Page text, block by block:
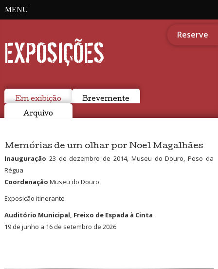
MENU
Reserve
EXPOSIÇÕES
Em exibição Brevemente
Arquivo
Memórias de um olhar por Noel Magalhães
Inauguração 23 de dezembro de 2014, Museu do Douro, Peso da
Régua
Coordenação Museu do Douro
Exposição itinerante
Auditório Municipal, Freixo de Espada à Cinta
19 de junho a 16 de setembro de 2026